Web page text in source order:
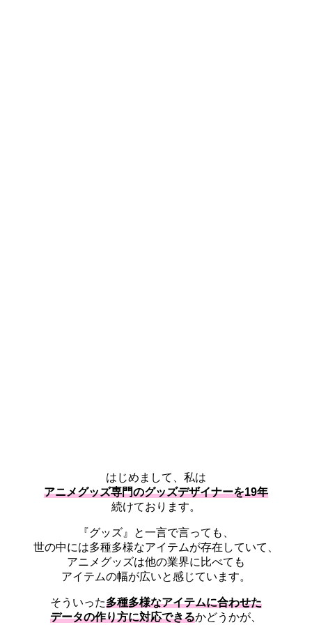
はじめまして、私は
アニメグッズ専門のグッズデザイナーを19年
続けております。
『グッズ』と一言で言っても、
世の中には多種多様なアイテムが存在していて、
アニメグッズは他の業界に比べても
アイテムの幅が広いと感じています。
そういった多種多様なアイテムに合わせた
データの作り方に対応できるかどうかが、